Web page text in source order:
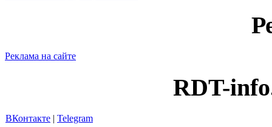
Реклама на сайте
RDT-
ВКонтакте | Telegram